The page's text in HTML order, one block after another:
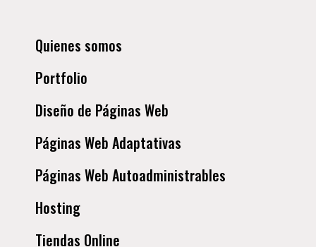
Quienes somos
Portfolio
Diseño de Páginas Web
Páginas Web Adaptativas
Páginas Web Autoadministrables
Hosting
Tiendas Online